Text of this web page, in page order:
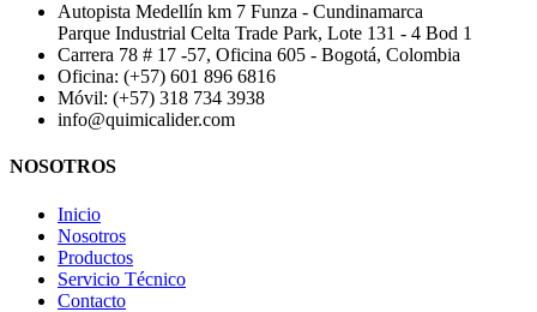
Autopista Medellín km 7 Funza - Cundinamarca
Parque Industrial Celta Trade Park, Lote 131 - 4 Bod 1
Carrera 78 # 17 -57, Oficina 605 - Bogotá, Colombia
Oficina: (+57) 601 896 6816
Móvil: (+57) 318 734 3938
info@quimicalider.com
NOSOTROS
Inicio
Nosotros
Productos
Servicio Técnico
Contacto